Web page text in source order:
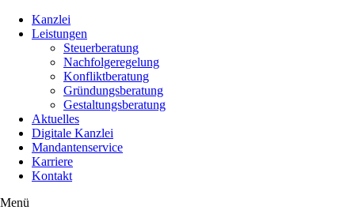
Kanzlei
Leistungen
Steuerberatung
Nachfolgeregelung
Konfliktberatung
Gründungsberatung
Gestaltungsberatung
Aktuelles
Digitale Kanzlei
Mandantenservice
Karriere
Kontakt
Menü